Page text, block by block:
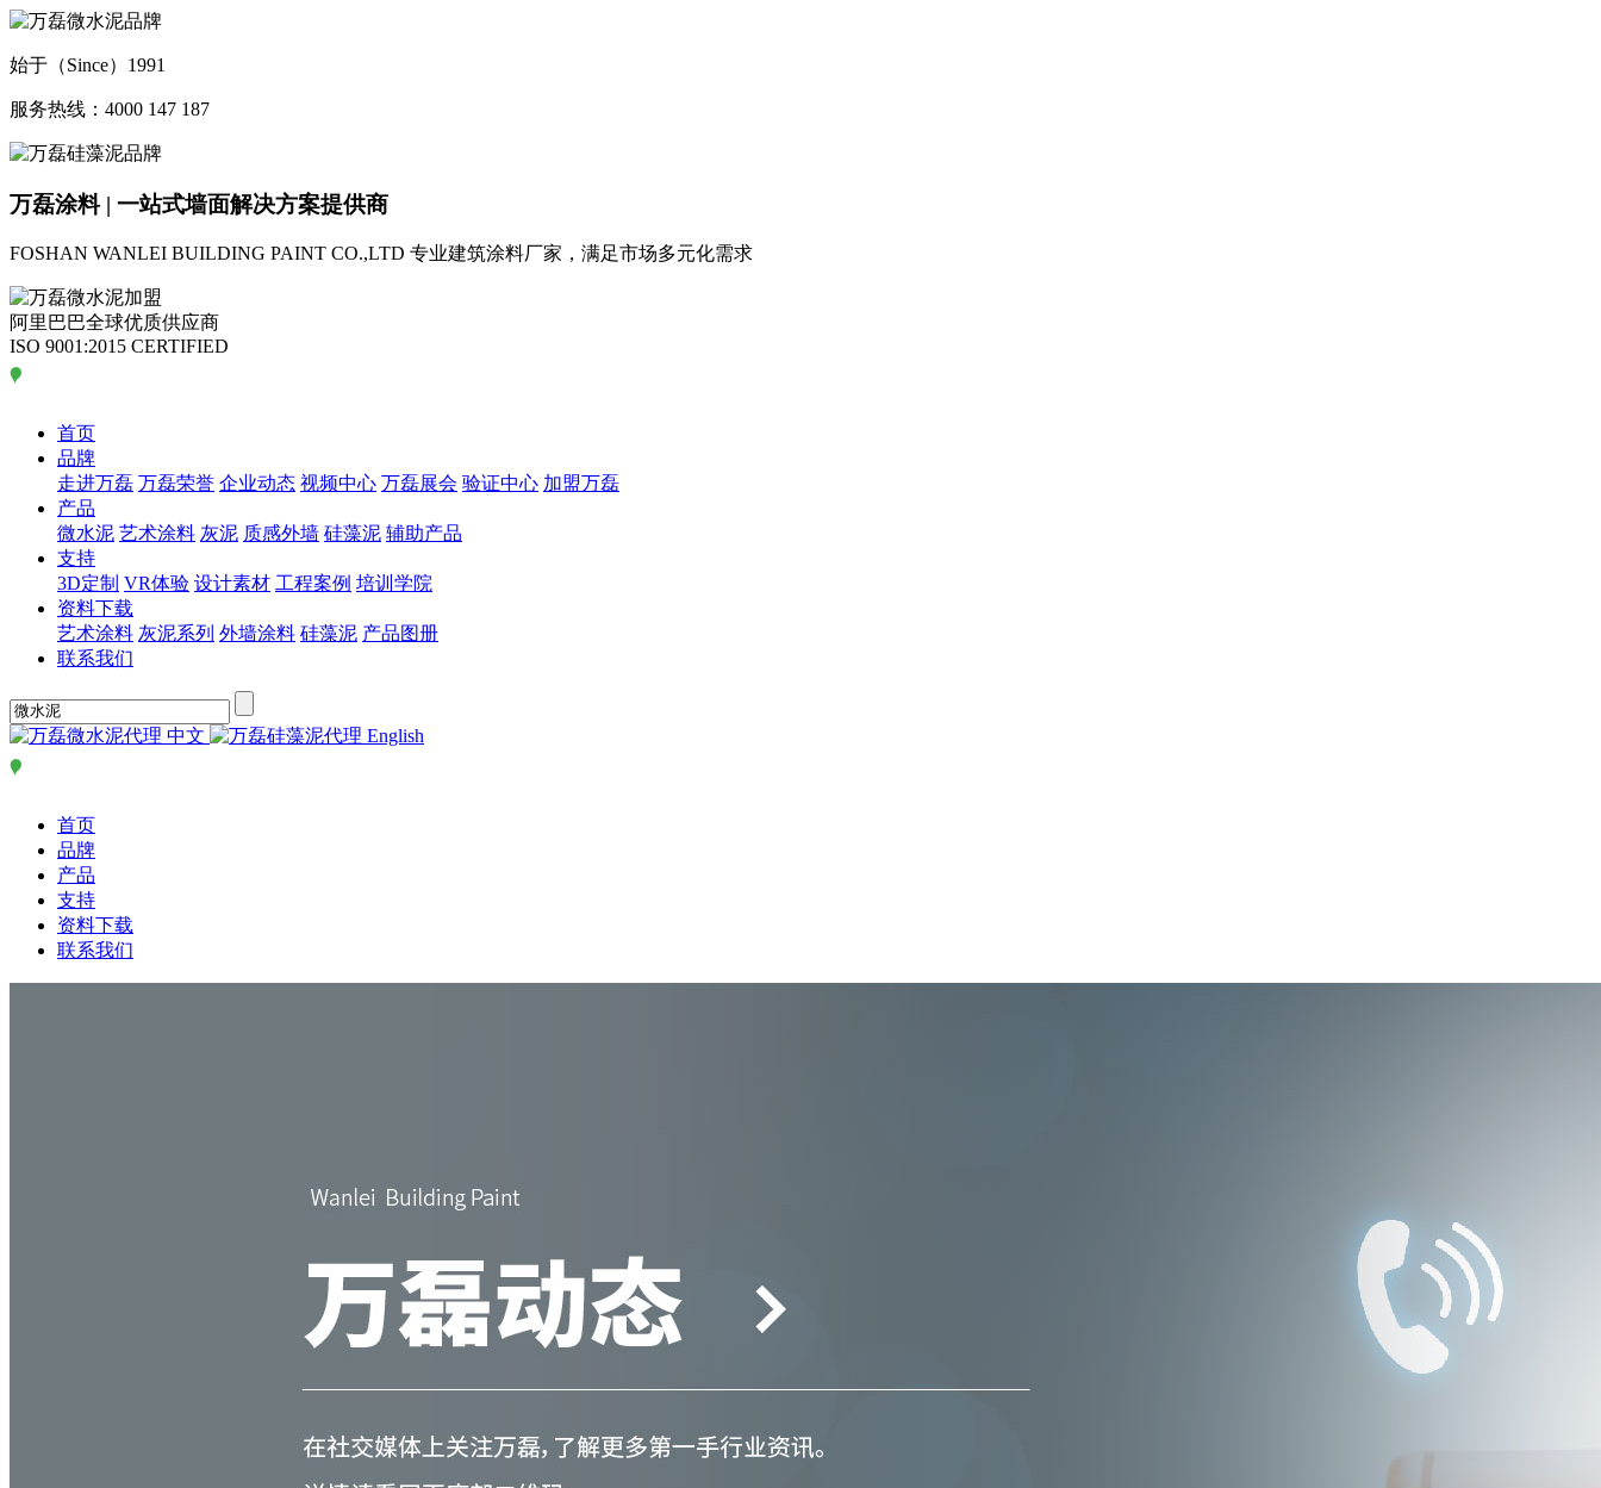
始于（Since）1991
服务热线：4000 147 187
万磊涂料 | 一站式墙面解决方案提供商
FOSHAN WANLEI BUILDING PAINT CO.,LTD 专业建筑涂料厂家，满足市场多元化需求
阿里巴巴全球优质供应商
ISO 9001:2015 CERTIFIED
首页
品牌
走进万磊 万磊荣誉 企业动态 视频中心 万磊展会 验证中心 加盟万磊
产品
微水泥 艺术涂料 灰泥 质感外墙 硅藻泥 辅助产品
支持
3D定制 VR体验 设计素材 工程案例 培训学院
资料下载
艺术涂料 灰泥系列 外墙涂料 硅藻泥 产品图册
联系我们
中文 English
首页
品牌
产品
支持
资料下载
联系我们